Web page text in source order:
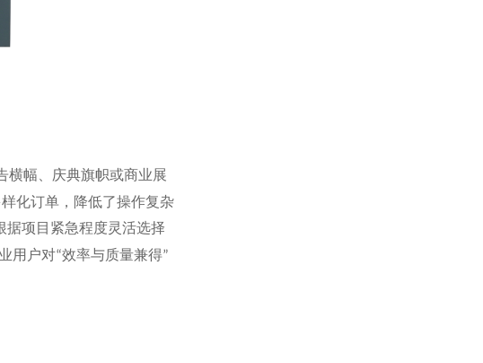
横幅、庆典旗帜或商业展
化订单，降低了操作复杂
据项目紧急程度灵活选择
用户对“效率与质量兼得”